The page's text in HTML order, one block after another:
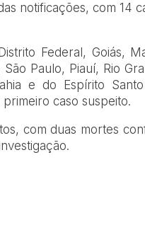
notificações, com 14
Federal, Goiás,
Paulo, Piauí, Rio
e do Espírito
caso suspeito.
com duas mortes